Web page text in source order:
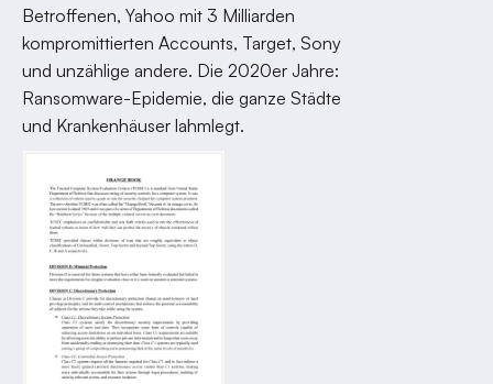
Betroffenen, Yahoo mit 3 Milliarden
kompromittierten Accounts, Target, Sony
und unzählige andere. Die 2020er Jahre:
Ransomware-Epidemie, die ganze Städte
und Krankenhäuser lahmlegt.